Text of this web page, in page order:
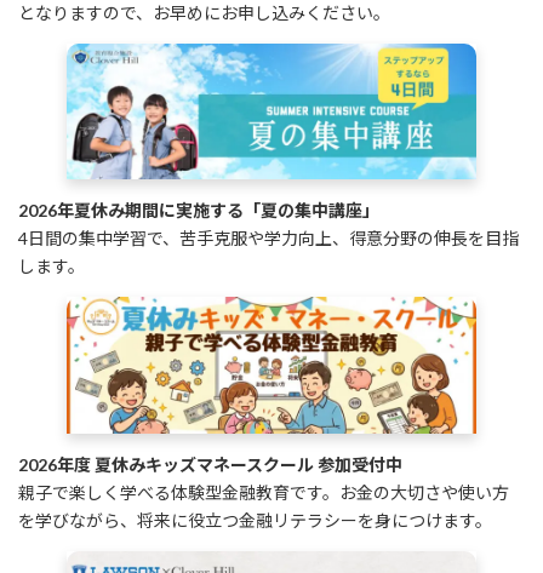
となりますので、お早めにお申し込みください。
2026年夏休み期間に実施する「夏の集中講座」
4日間の集中学習で、苦手克服や学力向上、得意分野の伸長を目指
します。
2026年度 夏休みキッズマネースクール 参加受付中
親子で楽しく学べる体験型金融教育です。お金の大切さや使い方
を学びながら、将来に役立つ金融リテラシーを身につけます。